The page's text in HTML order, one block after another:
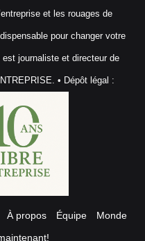
et les rouages de
pour changer votre
journaliste et directeur de
• Dépôt légal :
À propos Équipe
Monde